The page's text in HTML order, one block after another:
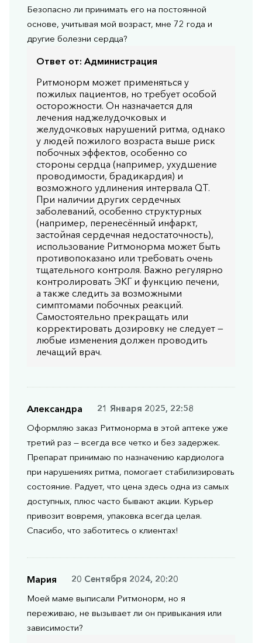
Безопасно ли принимать его на постоянной
основе, учитывая мой возраст, мне 72 года и
другие болезни сердца?
Ответ от: Администрация
Ритмонорм может применяться у
пожилых пациентов, но требует особой
осторожности. Он назначается для
лечения наджелудочковых и
желудочковых нарушений ритма, однако
у людей пожилого возраста выше риск
побочных эффектов, особенно со
стороны сердца (например, ухудшение
проводимости, брадикардия) и
возможного удлинения интервала QT.
При наличии других сердечных
заболеваний, особенно структурных
(например, перенесённый инфаркт,
застойная сердечная недостаточность),
использование Ритмонорма может быть
противопоказано или требовать очень
тщательного контроля. Важно регулярно
контролировать ЭКГ и функцию печени,
а также следить за возможными
симптомами побочных реакций.
Самостоятельно прекращать или
корректировать дозировку не следует —
любые изменения должен проводить
лечащий врач.
Александра
21 Января 2025, 22:58
Оформляю заказ Ритмонорма в этой аптеке уже
третий раз — всегда все четко и без задержек.
Препарат принимаю по назначению кардиолога
при нарушениях ритма, помогает стабилизировать
состояние. Радует, что цена здесь одна из самых
доступных, плюс часто бывают акции. Курьер
привозит вовремя, упаковка всегда целая.
Спасибо, что заботитесь о клиентах!
Мария
20 Сентября 2024, 20:20
Моей маме выписали Ритмонорм, но я
переживаю, не вызывает ли он привыкания или
зависимости?